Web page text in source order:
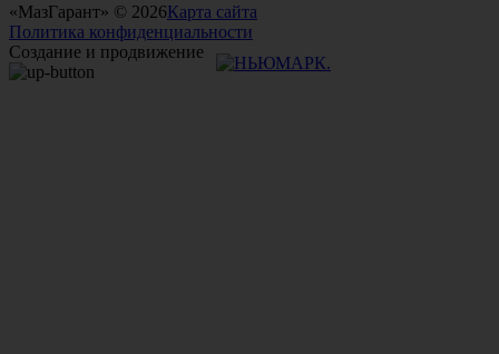
«МазГарант» © 2026Карта сайта
Политика конфиденциальности
Создание и продвижение